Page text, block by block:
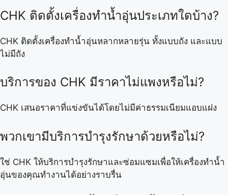
CHK ติดตั้งเครื่องทำน้ำอุ่นประเภทใดบ้าง?
CHK ติดตั้งเครื่องทำน้ำอุ่นหลากหลายรุ่น ทั้งแบบถัง และแบบ
ไม่มีถัง
บริการของ CHK มีราคาไม่แพงหรือไม่?
CHK เสนอราคาที่แข่งขันได้โดยไม่มีค่าธรรมเนียมแอบแฝง
พวกเขามีบริการบำรุงรักษาด้วยหรือไม่?
ใช่ CHK ให้บริการบำรุงรักษาและซ่อมแซมเพื่อให้เครื่องทำน้ำ
อุ่นของคุณทำงานได้อย่างราบรื่น